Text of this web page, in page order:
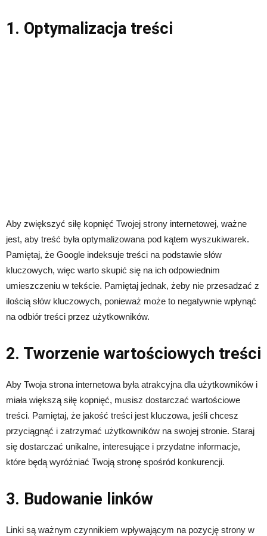
1. Optymalizacja treści
Aby zwiększyć siłę kopnięć Twojej strony internetowej, ważne
jest, aby treść była optymalizowana pod kątem wyszukiwarek.
Pamiętaj, że Google indeksuje treści na podstawie słów
kluczowych, więc warto skupić się na ich odpowiednim
umieszczeniu w tekście. Pamiętaj jednak, żeby nie przesadzać z
ilością słów kluczowych, ponieważ może to negatywnie wpłynąć
na odbiór treści przez użytkowników.
2. Tworzenie wartościowych treści
Aby Twoja strona internetowa była atrakcyjna dla użytkowników i
miała większą siłę kopnięć, musisz dostarczać wartościowe
treści. Pamiętaj, że jakość treści jest kluczowa, jeśli chcesz
przyciągnąć i zatrzymać użytkowników na swojej stronie. Staraj
się dostarczać unikalne, interesujące i przydatne informacje,
które będą wyróżniać Twoją stronę spośród konkurencji.
3. Budowanie linków
Linki są ważnym czynnikiem wpływającym na pozycję strony w